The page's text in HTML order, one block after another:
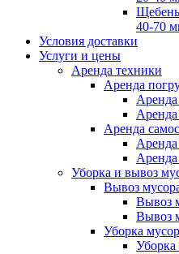
40-70
Условия доставки
Услуги и цены
Аренда техники
Аренда
Аренда
Уборка и вывоз
Вывоз
Вывоз
Вывоз
Уборка
Уборка